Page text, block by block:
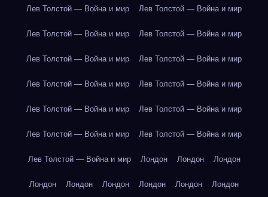
Лев Толстой — Война и мир Лев Толстой — Война и мир
Лев Толстой — Война и мир Лев Толстой — Война и мир
Лев Толстой — Война и мир Лев Толстой — Война и мир
Лев Толстой — Война и мир Лев Толстой — Война и мир
Лев Толстой — Война и мир Лев Толстой — Война и мир
Лев Толстой — Война и мир Лев Толстой — Война и мир
Лев Толстой — Война и мир Лондон Лондон Лондон
Лондон Лондон Лондон Лондон Лондон Лондон